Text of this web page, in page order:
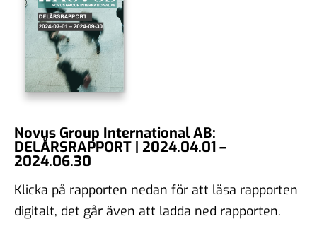
Novus Group International AB:
DELÅRSRAPPORT | 2024.04.01 –
2024.06.30
Klicka på rapporten nedan för att läsa rapporten
digitalt, det går även att ladda ned rapporten.